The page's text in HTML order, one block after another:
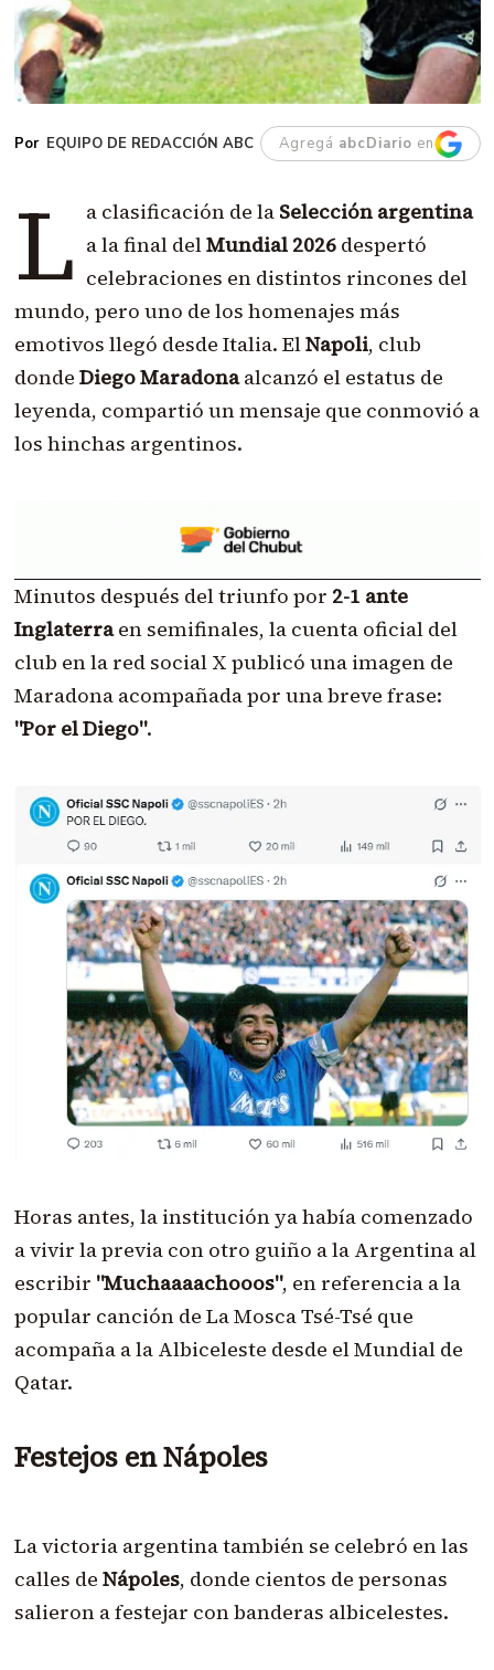
EQUIPO DE REDACCIÓN ABC Agregá abcDiario en
L a clasificación de la Selección argentina
a la final delMundial 2026despertó
celebraciones en distintos rincones del
mundo, pero uno de los homenajes más
emotivos llegó desde Italia. ElNapoli, club
donde Diego Maradonaalcanzó el estatus de
leyenda, compartió un mensaje que conmovió a
los hinchas argentinos.
Minutos después del triunfo por 2-1 ante
Inglaterraen semifinales, la cuenta oficial del
club en la red social X publicó una imagen de
Maradona acompañada por una breve frase:
"Por el Diego".
Horas antes, la institución ya había comenzado
a vivir la previa con otro guiño a la Argentina al
escribir "Muchaaaachooos", en referencia a la
popular canción de La Mosca Tsé-Tsé que
acompaña a la Albiceleste desde el Mundial de
Qatar.
Festejos en Nápoles
La victoria argentina también se celebró en las
calles de Nápoles, donde cientos de personas
salieron a festejar con banderas albicelestes.